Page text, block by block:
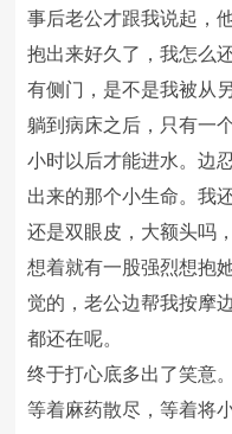
事后老公才跟我说起，
抱出来好久了，我怎么
有侧门，是不是我被从
躺到病床之后，只有一
小时以后才能进水。边
出来的那个小生命。我
还是双眼皮，大额头吗
想着就有一股强烈想抱
觉的，老公边帮我按摩
都还在呢。
终于打心底多出了笑意
等着麻药散尽，等着将